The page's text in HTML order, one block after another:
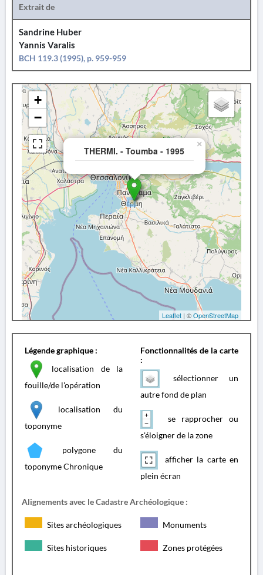
Extrait de
Sandrine Huber
Yannis Varalis
BCH 119.3 (1995), p. 959-959
THERMI. - Toumba - 1995
×
+
−
Leaflet | ©OpenStreetMap
Légende graphique :
localisation de la
fouille/de l'opération
localisation du
toponyme
polygone du
toponyme Chronique
Fonctionnalités de la carte
:
sélectionner un
autre fond de plan
se rapprocher ou
s'éloigner de la zone
afficher la carte en
plein écran
Alignements avec le Cadastre Archéologique :
Sites archéologiques Monuments
Sites historiques Zones protégées